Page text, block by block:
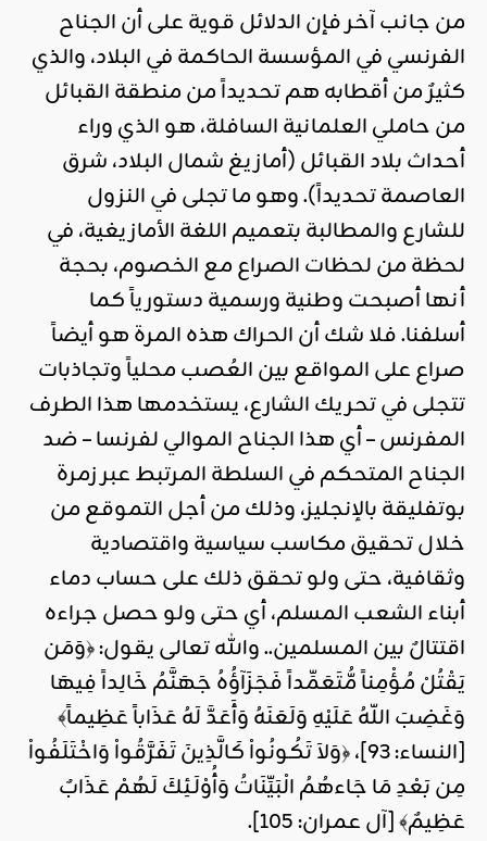
من جانب آخر فإن الدلائل قوية على أن الجناح
الفرنسي في المؤسسة الحاكمة في البلاد، والذي
كثيرٌ من أقطابه هم تحديداً من منطقة القبائل
من حاملي العلمانية السافلة، هو الذي وراء
أحداث بلاد القبائل (أمازيغ شمال البلاد، شرق
العاصمة تحديداً). وهو ما تجلى في النزول
للشارع والمطالبة بتعميم اللغة الأمازيغية، في
لحظة من لحظات الصراع مع الخصوم، بحجة
أنها أصبحت وطنية ورسمية دستورياً كما
أسلفنا. فلا شك أن الحراك هذه المرة هو أيضاً
صراع على المواقع بين العُصب محلياً وتجاذبات
تتجلى في تحريك الشارع، يستخدمها هذا الطرف
المفرنس – أي هذا الجناح الموالي لفرنسا – ضد
الجناح المتحكم في السلطة المرتبط عبر زمرة
بوتفليقة بالإنجليز، وذلك من أجل التموقع من
خلال تحقيق مكاسب سياسية واقتصادية
وثقافية، حتى ولو تحقق ذلك على حساب دماء
أبناء الشعب المسلم، أي حتى ولو حصل جراءه
اقتتالٌ بين المسلمين.. والله تعالى يقول: ﴿وَمَن
يَقْتُلْ مُؤْمِناً مُّتَعَمِّداً فَجَزَآؤُهُ جَهَنَّمُ خَالِداً فِيهَا
وَغَضِبَ اللّهُ عَلَيْهِ وَلَعَنَهُ وَأَعَدَّ لَهُ عَذَاباً عَظِيماً﴾
[النساء: 93]، ﴿وَلاَ تَكُونُواْ كَالَّذِينَ تَفَرَّقُواْ وَاخْتَلَفُواْ
مِن بَعْدِ مَا جَاءهُمُ الْبَيِّنَاتُ وَأُوْلَـئِكَ لَهُمْ عَذَابٌ
عَظِيمٌ﴾ [آل عمران: 105].